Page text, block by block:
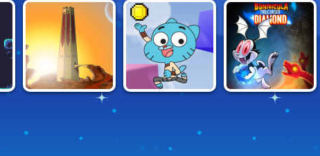
TOWER OF THE
BUNNICULA: THE
CURSED DIAMOND